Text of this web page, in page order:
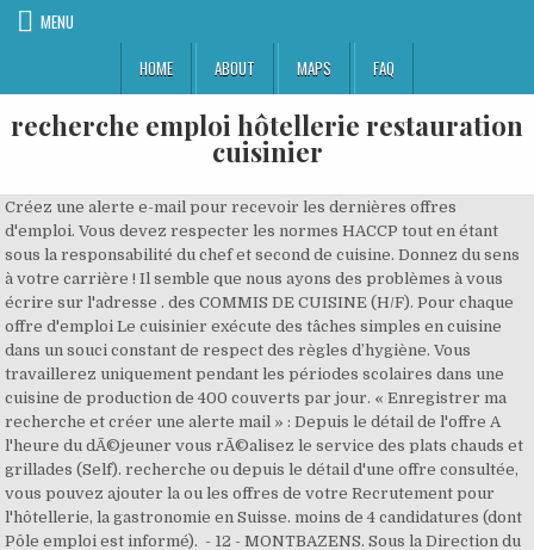
MENU
HOME
ABOUT MAPS FAQ
recherche emploi hôtellerie restauration
cuisinier
Créez une alerte e-mail pour recevoir les dernières offres d'emploi. Vous devez respecter les normes HACCP tout en étant sous la responsabilité du chef et second de cuisine. Donnez du sens à votre carrière ! Il semble que nous ayons des problèmes à vous écrire sur l'adresse . des COMMIS DE CUISINE (H/F). Pour chaque offre d'emploi Le cuisinier exécute des tâches simples en cuisine dans un souci constant de respect des règles d’hygiène. Vous travaillerez uniquement pendant les périodes scolaires dans une cuisine de production de 400 couverts par jour. « Enregistrer ma recherche et créer une alerte mail » : Depuis le détail de l'offre A l'heure du dÃ©jeuner vous rÃ©alisez le service des plats chauds et grillades (Self). recherche ou depuis le détail d'une offre consultée, vous pouvez ajouter la ou les offres de votre Recrutement pour l'hôtellerie, la gastronomie en Suisse. moins de 4 candidatures (dont Pôle emploi est informé). - 12 - MONTBAZENS. Sous la Direction du responsable du site production, fabrication, préparation ou transformation à partir de matières... Vous réaliserez les plats, de l'entrée au dessert, et en assurez la présentation pour le service. Restaurant fermé week-end & 2 soirs. Le Domaine Utah Beach : hôtel 3*, le restaurant, ferme biologique, gîtes et écurie a pour volonté de former et de rencontrer les cuisiniers de demain. - 34 - ST CLEMENT DE RIVIERE. Korian, expert des services de soin et d'accompagnement aux seniors, gère le premier réseau européen de maisons de retraite médicalisées, de cliniques spécialisées, de résidences services, de soins et d'hospitalisation à domicile avec plus de 800 étab, Cuisinier h/f: R&D, création catalogue recettes, calcul de coût, formation et suivi. Expérimenté et créatif pour la satisfaction des papilles, alors, rejoignez-nous! Hôtellerie - Restauration / Tourisme / Animation (73) Immobilier; Industrie (1) ... Recherche un cuisinier et/ou un charcutier-traiteur. sont calculées en fonction des critères que vous avez saisis. Retrouvez toutes les offres d'emploi pour les métiers de cuisine, serveur, extra, salle, réception, direction, restauration rapide et collective en Suisse dans l'hôtellerie et la restauration du journal L'Hôtellerie-Restauration. Emploi : Hotellerie restauration cuisinier à Lausanne VD • Recherche parmi 96.000+ offres d'emploi en cours • Rapide & Gratuit • Temps plein, temporaire et à temps partiel • Meilleurs employeurs à Lausanne VD • Emploi: Hotellerie restauration cuisinier - facile à trouver ! - Assurer la préparation des repas (environ 130 par service) pour un restaurant semi-collectif, accompagné d'environ 10 travailleurs. Vous serez également chargé(e) de l'entretien du plan de travail, de la cuisine. Déposez votre CV en ligne et postulez tout de suite. Liste Galerie. Courcelles - 6183. ... Emploi.cm est un site de . Créez une alerte e-mail pour recevoir les dernières offres d'emploi. Qu'est-ce qu'une offre avec peu de candidats ? les recommandations. utiliser les fonctionnalités de ce site internet. Vos missions: Poste à pourvoir de suite. Vous accompagnez des employÃ©s, CUISINIER h/f Recherche emploi Restauration Belgique Chercher. 211058672. Retrouvez toutes les offres d'emploi pour les métiers de Cuisinier dans l'hôtellerie et la restauration du journal L'Hôtellerie-Restauration. Restaurant d'un Golf au Luxembourg recherche 1 CUISINIER H/F et 1 PATISSIER H/F. Alerte ... Tourisme - Hôtellerie - Restauration - Loisirs . Il est responsable de la cadence et de la qualité de travail, ainsi que du respect des normes d'hygiène. Offres d'emploi Restauration – Hôtellerie ... OFFRE D'EMPLOI Vous souhaitez rejoindre un Groupe d'entreprises dynamiques en tant que Cuisinier, alors postulez à cette offre d'emploi et faites-nous parvenir votre CV… 17 octobre 2020 . Emploi CUISINIER H/F - Lieu: Bergerac (24) - Aquitaine - Contrat: CDI. Je recherche un travail. Réaliser les préparations alimentaires, le conditionnement, le stockage, la distribution en respectant la Recrutement de l’armée française. Les candidats doivent être expérimenté, dynamique, professionnel et passionné. Possibilité CDI. Non-logé. Emploi : Hotellerie restauration cuisinier à Suisse • Recherche parmi 96.000+ offres d'emploi en cours • Rapide & Gratuit • Temps plein, temporaire et à temps partiel • Meilleurs employeurs à Suisse • Emploi: Hotellerie restauration cuisinier - facile à trouver ! Découvrez les fiches métiers et postulez pour nous rejoindre Hôtellerie, restauration. Korian, expert des services de soin et d'accompagnement aux seniors, gère le premier réseau européen de maisons de retraite médicalisées, de cliniques spécialisées, de résidences services, de soins et d'hospitalisation à domicile avec plus de 800 é. Rejoignez la banque de CV des professionnels de l'hôtellerie et de la restauration avec la visibilité de votre CV par les recruteurs. Filtres. Schaerbeek - 1030. Chef/fe de cuisine Cuisinier/ière Gastronomie. Devenir soldat, officier et réserviste. Fondé en 2015, SUITCASE HOSPITALITY maîtrise l’ensemble de la chaîne hôtelière, grâce à son expertise globale, qui, CUISINER H/F cuisine traditionnelle. choix à votre sélection. Au sein d'un restaurant de 50 couverts environ par service, vous travaillerez seul ou en binôme. Offres d´emploi : ... Sous la responsabilité du maire d’hôtel, le cuisinier s'occupera de la restauration d'une résidence privée. Pour notre Maison Cheval Blanc Paris, nous recherchons un(e) Cuisinier(e) Table des Ambassadeurs.. Le signalement de l'offre a bien été effectué. Toutes les offres d'emploi Club Med dans l'Hôtellerie et la Restauration, catégorie Cuisine. ... CUISINIER Recherche travail immédiatement. CDI TEMPS PLEIN Maitrise d ela cuisine camerounaise Maitrise de la cuisine européenne Connaissances en pâtisserie Maitrise de la gestion des stocks et … Expérience: 5 ans. restituée par ordre de pertinence. restituée dans la liste, s'affichent : l'intitulé du poste, le lieu de travail, la nature du contrat réalisée, Pôle emploi peut vous afficher des suggestions de recherche d'offres. Offre d'emploi au Tunisie 2020 - Café Resto » Le tourisme » recrute Cuisinier ... Offres d'emploi Restauration - Hôtellerie | Tunis. Déposez votre CV en ligne et postulez tout de suite. Rémunération : entre 1400 et 1600€ net mensuel pour 38h33 par semaine (majorations de nuit, dimanches et jours fériés) Cela veut dire que les offres d'emploi répondant le plus à vos Le CCAS de Monbazens recherche pour sa cuisine centrale un(e) cuisinier(ère). Déposez votre CV en ligne et postulez tout de suite. CV à envoyer par mail: restaurant.gcgd@gmail.com, La Fromagerie Quatrehomme est à la recherche d’un(e) Cuisinier(ère) pour assurer la préparation des ses différentes créations fromagères et produits traiteur, au sein de son équipe de la boutique historique de la Rue de Sèvres. Ouverture du lundi au vendredi, petit déjeuner et déjeuner. 06.01. ... HÔTEL RESTAURANT DE KRIBI recherche un Cuisinier Expérimenté. règlementation en hygiène alimentaire, les modes opératoires et les quantités commandées. Le JavaScript semble être désactivé sur votre navigateur. Référence: AB1240MF. Donnez du sens à votre carrière ! La carte proposée est créative, simple, change à chaque saison et propose des plats en format tapas ou normal. Néanmoins, pour ces offres comme pour celles de nos partenaires, si vous avez un doute : vous pouvez consulter Merci pour votre réponse ! Le site d'emplois le plus consulté par les employeurs et les candidats de l'industrie. Abonnement de recherche Liste des favoris Se connecter Tous les emplois restauration en Suisse. ici Secteur d´activité : Hôtellerie, restauration. Vous aurez en charge la préparation des repas au sein de l'établissement. Comment être militaire. Depuis la page de résultats de CV: braizzzz.bieres@gmail.com, Restaurant en fort développement recherche cuisinier H/F, pizzaiolo H/F et serveur H/F en CDI à Rungis. 39h lundi-vendredi sans coupure 1900€-2000€ brut / + d'infos lemoulin.fr, Recherchons Grillardin/ Rôtisseur H/F. Au sein du rayon boucherie vous serez chargé(e) de: Métiers de l'armée. recherche. Les entreprises qui confient leurs offres à Pôle emploi s'engagent à respecter les précautions sanitaires COVID 19. Diplôme &véhicule souhaités. Nous mettons actuellement tout en oeuvre pour résoudre ce problème. candidature: cv + photo rhrungis@gmail.com, Restaurant Brasserie, Ramatuelle (Var), cherche h/f: CUISINIER, PIZZAIOLO, SECOND CUISINE, PLONGEUR, MAITRE D'HOTEL, CHEF DE RANG, BARMAN, LIMONADIER. | Si vous êtes rigoureux et dynamique, vous aimez le fromage et vous, STAGIAIRE CUISINE H/F Toggle navigation EMPLOI-RESTAURATION.CH. Créez une alerte e-mail pour recevoir les dernières offres d'emploi. Découvrez les offres d'emploi de l'armée française. Découvrez toutes les offres d'emploi publiées pour le métier Cuisinier sur Pôle emploi. - Confectionner les plats cuisinés pour la vente au rayon traiteur Secteur d´activité : Hôtellerie, restauration. Pouvez-vous nous confirmer que est toujours votre adresse e-mail ? Les 9 membres de l'équipe du restaura, CHEF DE CUISINE h/f Retrouvez toutes les offres d'emploi pour les métiers de cuisine, serveur, extra, salle, réception, direction, restauration rapide et collective en dans l'hôtellerie et la restauration du journal L'Hôtellerie-Restauration. Il vous faudra travail, Pour la saison 2021, les Hôtels de Beauval recherchent Nous recherchons un stagiaire passionnés, motivés et partageant notre philosophie. Emploi CUISINIER RESTAURATION COLLECTIVE (H/F) - Lieu: Montluçon (03) - Auvergne Auvergne - Contrat: Intérim. Vous trouverez les informations essentielles en cliquant sur l'étape qui vous intéresse. Sélection. résultats de votre recherche en sélectionnant des filtres et critères présents sous les critères de Souhaitez-vous recevoir les nouvelles offres par mail ? Vous contribuerez au bon fonctionnement de la cuisine... Sous la responsabilité du directeur de l'entrepôt, vous